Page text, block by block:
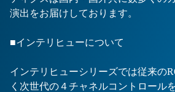
演出をお届けしております。
■インテリヒューについて
インテリヒューシリーズでは従来の
く次世代の４チャネルコントロール